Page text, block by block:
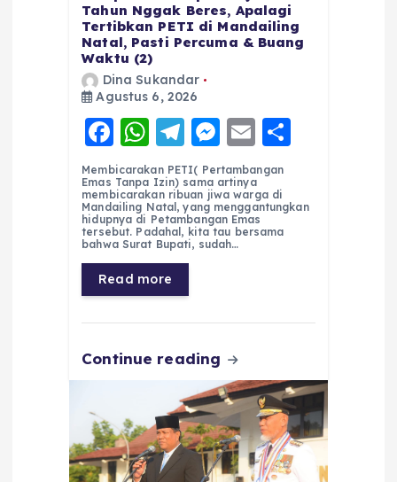
Tahun Nggak Beres, Apalagi
Tertibkan PETI di Mandailing
Natal, Pasti Percuma & Buang
Waktu (2)
Dina Sukandar
Agustus 6, 2026
F
a
c
e
b
o
o
k
W
h
a
ts
A
p
p
T
el
e
g
r
a
m
M
e
ss
e
n
E
m
ai
l
re
Membicarakan PETI( Pertambangan
Emas Tanpa Izin) sama artinya
membicarakan ribuan jiwa warga di
Mandailing Natal, yang menggantungkan
hidupnya di Petambangan Emas
tersebut. Padahal, kita tau bersama
bahwa Surat Bupati, sudah…
Read more
Continue reading